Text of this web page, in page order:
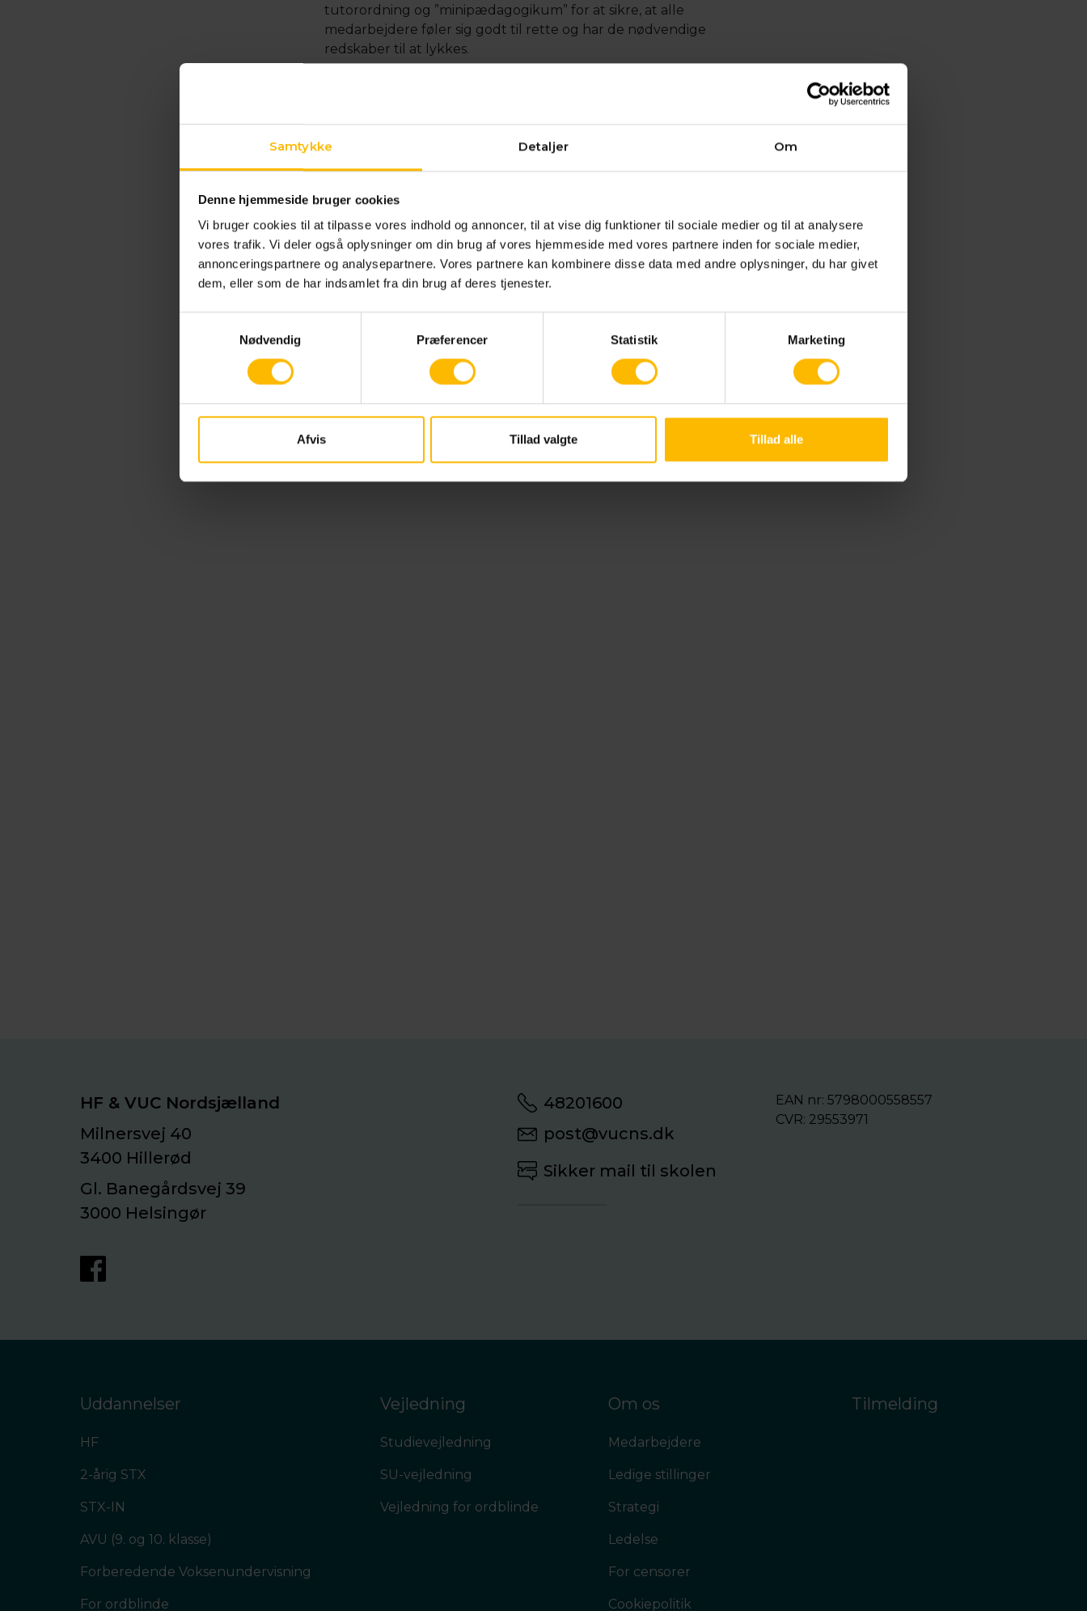
Samtykke Detaljer Om
Denne hjemmeside bruger cookies
Vi bruger cookies til at tilpasse vores indhold og annoncer, til at vise dig funktioner til sociale medier og til at analysere
vores trafik. Vi deler også oplysninger om din brug af vores hjemmeside med vores partnere inden for sociale medier,
annonceringspartnere og analysepartnere. Vores partnere kan kombinere disse data med andre oplysninger, du har givet
dem, eller som de har indsamlet fra din brug af deres tjenester.
Nødvendig
Præferencer Statistik Marketing
Afvis Tillad valgte Tillad alle
tutorordning og ”minipædagogikum” for at sikre, at alle
medarbejdere føler sig godt til rette og har de nødvendige
redskaber til at lykkes.
jobportaler, når vi søger særligt kvalificerede profiler til specifikke
undervisningsområder. Hold derfor øje med vores jobopslag på
flere platforme, eller kontakt os, hvis du har spørgsmål om aktuelle
muligheder.
Er der ingen aktuelle ledige stillinger, som matcher din profil? Du
er altid velkommen til at sende en uopfordret ansøgning til HF &
VUC Nordsjælland og vedlægge dit CV. Vi behandler alle
Ledige stillinger
HF & VUC Nordsjælland
Milnersvej 40
3400 Hillerød
Gl. Banegårdsvej 39
3000 Helsingør
48201600
post@vucns.dk
Sikker mail til skolen
EAN nr: 5798000558557
CVR: 29553971
Uddannelser
HF
2-årig STX
STX-IN
AVU (9. og 10. klasse)
Forberedende Voksenundervisning
For ordblinde
Vejledning
Studievejledning
SU-vejledning
Vejledning for ordblinde
Om os
Medarbejdere
Ledige stillinger
Strategi
Ledelse
For censorer
Cookiepolitik
Tilmelding